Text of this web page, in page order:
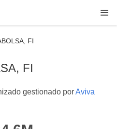
FI
FI
gestionado porAviva